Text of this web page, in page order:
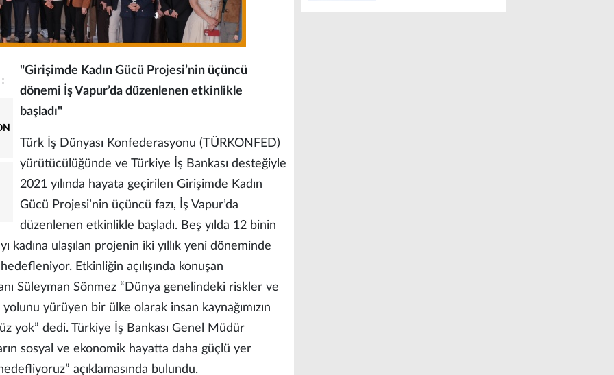
"Girişimde Kadın Gücü Projesi’nin üçüncü
dönemi İş Vapur’da düzenlenen etkinlikle
başladı"
Türk İş Dünyası Konfederasyonu (TÜRKONFED)
yürütücülüğünde ve Türkiye İş Bankası desteğiyle
2021 yılında hayata geçirilen Girişimde Kadın
Gücü Projesi’nin üçüncü fazı, İş Vapur’da
düzenlenen etkinlikle başladı. Beş yılda 12 binin
kadına ulaşılan projenin iki yıllık yeni döneminde
Etkinliğin açılışında konuşan
Süleyman Sönmez “Dünya genelindeki riskler ve
yolunu yürüyen bir ülke olarak insan kaynağımızın
yok” dedi. Türkiye İş Bankası Genel Müdür
sosyal ve ekonomik hayatta daha güçlü yer
açıklamasında bulundu.